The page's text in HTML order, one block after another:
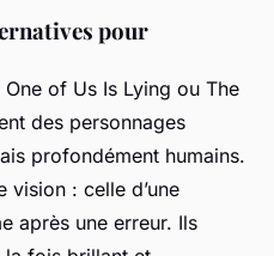
pour
One of Us Is Lying ou The
des personnages
profondément humains.
vision : celle d’une
après une erreur. Ils